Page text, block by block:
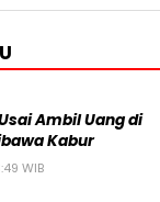
Ambil Uang di
Kabur
WIB